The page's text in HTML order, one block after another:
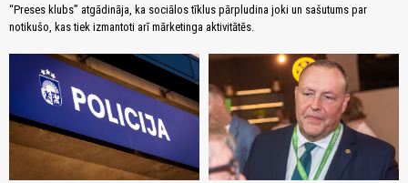
“Preses klubs” atgādināja, ka sociālos tīklus pārpludina joki un sašutums par
notikušo, kas tiek izmantoti arī mārketinga aktivitātēs.